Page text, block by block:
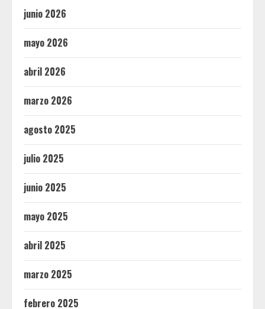
junio 2026
mayo 2026
abril 2026
marzo 2026
agosto 2025
julio 2025
junio 2025
mayo 2025
abril 2025
marzo 2025
febrero 2025